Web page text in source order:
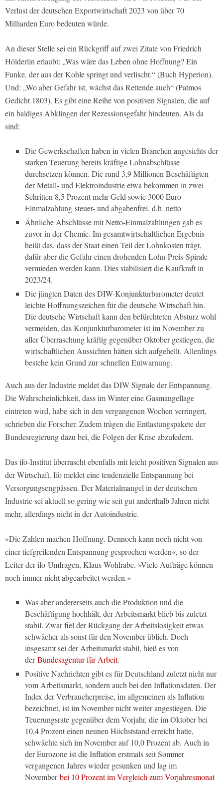
Verlust der deutschen Exportwirtschaft 2023 von über 70
Milliarden Euro bedeuten würde.
An dieser Stelle sei ein Rückgriff auf zwei Zitate von Friedrich
Hölderlin erlaubt: „Was wäre das Leben ohne Hoffnung? Ein
Funke, der aus der Kohle springt und verlischt.“ (Buch Hyperion).
Und: „Wo aber Gefahr ist, wächst das Rettende auch“ (Patmos
Gedicht 1803). Es gibt eine Reihe von positiven Signalen, die auf
ein baldiges Abklingen der Rezessionsgefahr hindeuten. Als da
sind:
Die Gewerkschaften haben in vielen Branchen angesichts der
starken Teuerung bereits kräftige Lohnabschlüsse
durchsetzen können. Die rund 3,9 Millionen Beschäftigten
der Metall- und Elektroindustrie etwa bekommen in zwei
Schritten 8,5 Prozent mehr Geld sowie 3000 Euro
Einmalzahlung steuer- und abgabenfrei, d.h. netto
Ähnliche Abschlüsse mit Netto-Einmalzahlungen gab es
zuvor in der Chemie. Im gesamtwirtschaftlichen Ergebnis
heißt das, dass der Staat einen Teil der Lohnkosten trägt,
dafür aber die Gefahr einen drohenden Lohn-Preis-Spirale
vermieden werden kann. Dies stabilisiert die Kaufkraft in
2023/24.
Die jüngten Daten des DIW-Konjunkturbarometer deutet
leichte Hoffnungszeichen für die deutsche Wirtschaft hin.
Die deutsche Wirtschaft kann den befürchteten Absturz wohl
vermeiden, das Konjunkturbarometer ist im November zu
aller Überraschung kräftig gegenüber Oktober gestiegen, die
wirtschaftlichen Aussichten hätten sich aufgehellt. Allerdings
bestehe kein Grund zur schnellen Entwarnung.
Auch aus der Industrie meldet das DIW Signale der Entspannung.
Die Wahrscheinlichkeit, dass im Winter eine Gasmangellage
eintreten wird, habe sich in den vergangenen Wochen verringert,
schrieben die Forscher. Zudem trügen die Entlastungspakete der
Bundesregierung dazu bei, die Folgen der Krise abzufedern.
Das ifo-Institut überrascht ebenfalls mit leicht positiven Signalen aus
der Wirtschaft. Ifo meldet eine tendenzielle Entspannung bei
Versorgungsengpässen. Der Materialmangel in der deutschen
Industrie sei aktuell so gering wie seit gut anderthalb Jahren nicht
mehr, allerdings nicht in der Autoindustrie.
»Die Zahlen machen Hoffnung. Dennoch kann noch nicht von
einer tiefgreifenden Entspannung gesprochen werden«, so der
Leiter der ifo-Umfragen, Klaus Wohlrabe. »Viele Aufträge können
noch immer nicht abgearbeitet werden.«
Was aber andererseits auch die Produktion und die
Beschäftigung hochhält, der Arbeitsmarkt blieb bis zuletzt
stabil. Zwar fiel der Rückgang der Arbeitslosigkeit etwas
schwächer als sonst für den November üblich. Doch
insgesamt sei der Arbeitsmarkt stabil, hieß es von
derBundesagentur für Arbeit.
Positive Nachrichten gibt es für Deutschland zuletzt nicht nur
vom Arbeitsmarkt, sondern auch bei den Inflationsdaten. Der
Index der Verbraucherpreise, im allgemeinen als Inflation
bezeichnet, ist im November nicht weiter angestiegen. Die
Teuerungsrate gegenüber dem Vorjahr, die im Oktober bei
10,4 Prozent einen neunen Höchststand erreicht hatte,
schwächte sich im November auf 10,0 Prozent ab. Auch in
der Eurozone ist die Inflation erstmals seit Sommer
vergangenen Jahres wieder gesunken und lag im
Novemberbei 10 Prozent im Vergleich zum Vorjahresmonat